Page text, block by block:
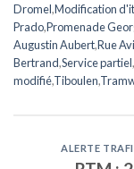
Dromel,Modification
Prado,Promenade
Augustin Aubert,Rue
Bertrand,Service partiel,
modifié,Tiboulen,
ALERTE